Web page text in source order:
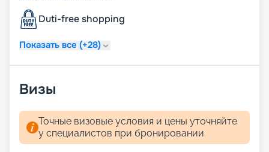
Duti-free shopping
Показать все (+28)
Визы
Точные визовые условия и цены уточняйте
у специалистов при бронировании